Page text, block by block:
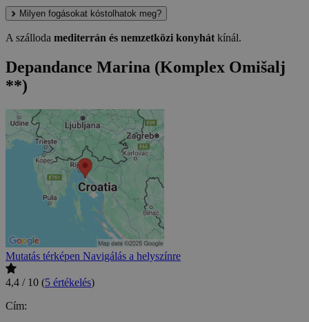
Milyen fogásokat kóstolhatok meg?
A szálloda mediterrán és nemzetközi konyhát kínál.
Depandance Marina (Komplex Omišalj
**)
Mutatás térképen Navigálás a helyszínre
4,4 / 10 (5 értékelés)
Cím: